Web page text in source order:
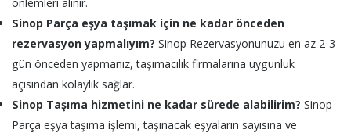
Sinop Parça eşya taşımak için ne kadar önceden
rezervasyon yapmalıyım? Sinop Rezervasyonunuzu en az 2-3
gün önceden yapmanız, taşımacılık firmalarına uygunluk
açısından kolaylık sağlar.
Sinop Taşıma hizmetini ne kadar sürede alabilirim? Sinop
Parça eşya taşıma işlemi, taşınacak eşyaların sayısına ve